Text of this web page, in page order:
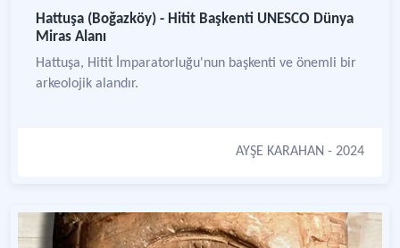
Hattuşa (Boğazköy) - Hitit Başkenti UNESCO Dünya
Miras Alanı
Hattuşa, Hitit İmparatorluğu'nun başkenti ve önemli bir
arkeolojik alandır.
AYŞE KARAHAN - 2024